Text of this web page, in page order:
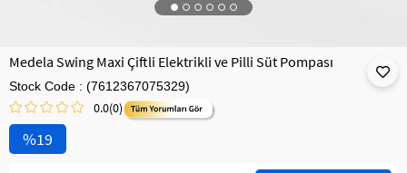
Medela Swing Maxi Çiftli Elektrikli ve Pilli Süt Pompası
Stock Code (7612367075329)
0.0(0)
19